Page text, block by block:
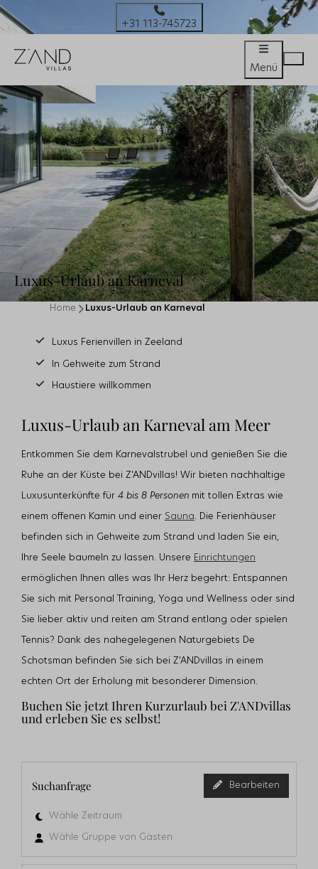
+31 113-745723
Menü
Luxus-Urlaub an Karneval
Home Luxus-Urlaub an Karneval
Luxus Ferienvillen in Zeeland
In Gehweite zum Strand
Haustiere willkommen
Luxus-Urlaub an Karneval am Meer
Entkommen Sie dem Karnevalstrubel und genießen Sie die
Ruhe an der Küste bei Z'ANDvillas! Wir bieten nachhaltige
Luxusunterkünfte für4 bis 8 Personen mit tollen Extras wie
einem offenen Kamin und einer Sauna. Die Ferienhäuser
befinden sich in Gehweite zum Strand und laden Sie ein,
Ihre Seele baumeln zu lassen. Unsere Einrichtungen
ermöglichen Ihnen alles was Ihr Herz begehrt: Entspannen
Sie sich mit Personal Training, Yoga und Wellness oder sind
Sie lieber aktiv und reiten am Strand entlang oder spielen
Tennis? Dank des nahegelegenen Naturgebiets De
Schotsman befinden Sie sich bei Z'ANDvillas in einem
echten Ort der Erholung mit besonderer Dimension.
Buchen Sie jetzt Ihren Kurzurlaub bei Z'ANDvillas
und erleben Sie es selbst!
Suchanfrage Bearbeiten
Wähle Zeitraum
Wähle Gruppe von Gästen